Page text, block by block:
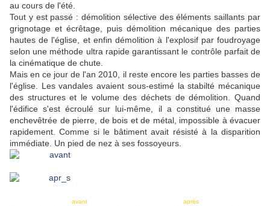
au cours de l'été.
Tout y est passé : démolition sélective des éléments saillants par
grignotage et écrêtage, puis démolition mécanique des parties
hautes de l'église, et enfin démolition à l'explosif par foudroyage
selon une méthode ultra rapide garantissant le contrôle parfait de
la cinématique de chute.
Mais en ce jour de l'an 2010, il reste encore les parties basses de
l'église. Les vandales avaient sous-estimé la stabilté mécanique
des structures et le volume des déchets de démolition. Quand
l'édifice s'est écroulé sur lui-même, il a constitué une masse
enchevêtrée de pierre, de bois et de métal, impossible à évacuer
rapidement. Comme si le bâtiment avait résisté à la disparition
immédiate. Un pied de nez à ses fossoyeurs.
avant après